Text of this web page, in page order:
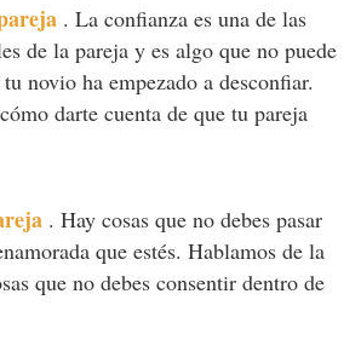
. La confianza es una de las
de la pareja y es algo que no puede
novio ha empezado a desconfiar.
darte cuenta de que tu pareja
. Hay cosas que no debes pasar
que estés. Hablamos de la
que no debes consentir dentro de